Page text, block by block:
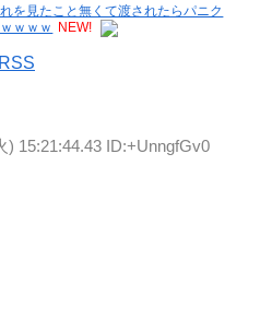
を見たこと無くて渡されたらパニク
ｗｗｗ
NEW!
) 15:21:44.43 ID:+UnngfGv0